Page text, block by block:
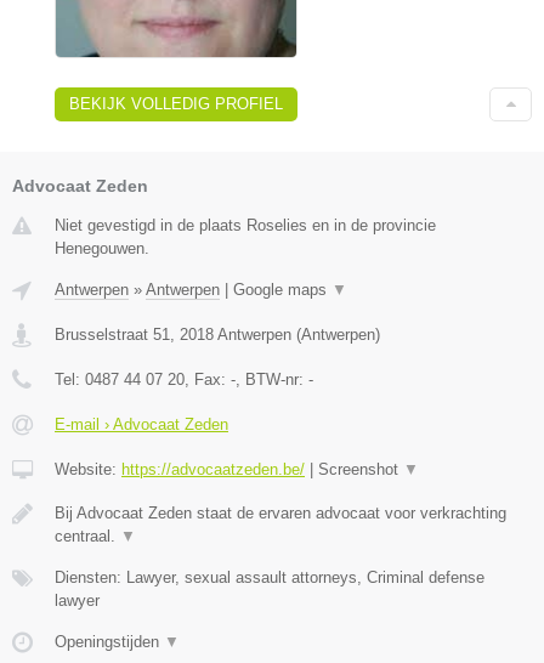
BEKIJK VOLLEDIG PROFIEL
Advocaat Zeden
Niet gevestigd in de plaats Roselies en in de provincie
Henegouwen.
Antwerpen » Antwerpen Google maps ▼
Brusselstraat 51, 2018 Antwerpen (Antwerpen)
Tel: 0487 44 07 20, Fax: -, BTW-nr: -
E-mail › Advocaat Zeden
Website: https://advocaatzeden.be/ Screenshot ▼
Bij Advocaat Zeden staat de ervaren advocaat voor verkrachting
centraal. ▼
Diensten: Lawyer, sexual assault attorneys, Criminal defense
lawyer
Openingstijden ▼